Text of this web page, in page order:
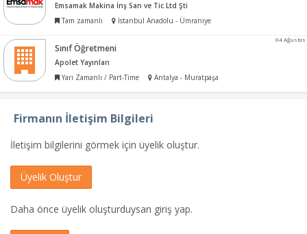
Emsamak Makina İnş San ve Tic Ltd Şti
Tam zamanlı
İstanbul Anadolu - Ümraniye
04 Ağustos
Sınıf Öğretmeni
Apolet Yayınları
Yarı Zamanlı / Part-Time
Antalya - Muratpaşa
Firmanın İletişim Bilgileri
İletişim bilgilerini görmek için üyelik oluştur.
Üyelik Oluştur
Daha önce üyelik oluşturduysan giriş yap.